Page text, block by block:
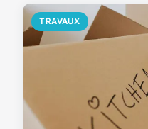
TRAVAUX